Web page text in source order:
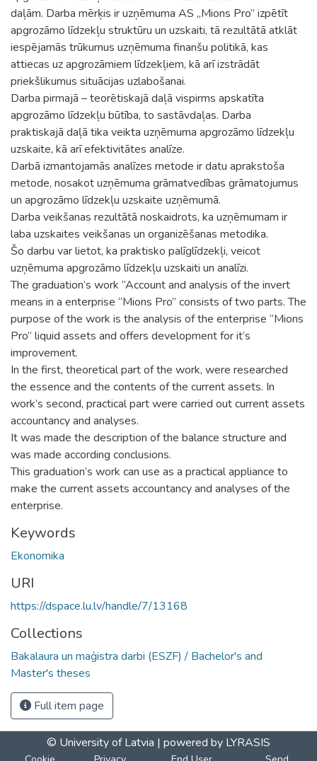
daļām. Darba mērķis ir uzņēmuma AS „Mions Pro” izpētīt
apgrozāmo līdzekļu struktūru un uzskaiti, tā rezultātā atklāt
iespējamās trūkumus uzņēmuma finanšu politikā, kas
attiecas uz apgrozāmiem līdzekļiem, kā arī izstrādāt
priekšlikumus situācijas uzlabošanai.
Darba pirmajā – teorētiskajā daļā vispirms apskatīta
apgrozāmo līdzekļu būtība, to sastāvdaļas. Darba
praktiskajā daļā tika veikta uzņēmuma apgrozāmo līdzekļu
uzskaite, kā arī efektivitātes analīze.
Darbā izmantojamās analīzes metode ir datu aprakstoša
metode, nosakot uzņēmuma grāmatvedības grāmatojumus
un apgrozāmo līdzekļu uzskaite uzņēmumā.
Darba veikšanas rezultātā noskaidrots, ka uzņēmumam ir
laba uzskaites veikšanas un organizēšanas metodika.
Šo darbu var lietot, ka praktisko palīglīdzekļi, veicot
uzņēmuma apgrozāmo līdzekļu uzskaiti un analīzi.
The graduation’s work “Account and analysis of the invert
means in a enterprise “Mions Pro” consists of two parts. The
purpose of the work is the analysis of the enterprise “Mions
Pro” liquid assets and offers development for it’s
improvement.
In the first, theoretical part of the work, were researched
the essence and the contents of the current assets. In
work’s second, practical part were carried out current assets
accountancy and analyses.
It was made the description of the balance structure and
was made according conclusions.
This graduation’s work can use as a practical appliance to
make the current assets accountancy and analyses of the
enterprise.
Keywords
Ekonomika
URI
https://dspace.lu.lv/handle/7/13168
Collections
Bakalaura un maģistra darbi (ESZF) / Bachelor's and
Master's theses
Full item page
© University of Latvia | powered by LYRASIS